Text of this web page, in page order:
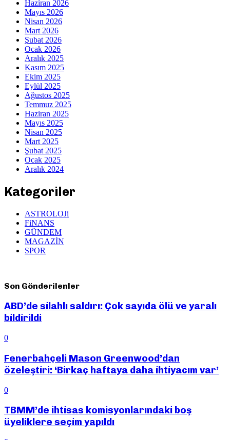
Haziran 2026
Mayıs 2026
Nisan 2026
Mart 2026
Şubat 2026
Ocak 2026
Aralık 2025
Kasım 2025
Ekim 2025
Eylül 2025
Ağustos 2025
Temmuz 2025
Haziran 2025
Mayıs 2025
Nisan 2025
Mart 2025
Şubat 2025
Ocak 2025
Aralık 2024
Kategoriler
ASTROLOJi
FiNANS
GÜNDEM
MAGAZİN
SPOR
Son Gönderilenler
ABD’de silahlı saldırı: Çok sayıda ölü ve yaralı
bildirildi
0
Fenerbahçeli Mason Greenwood’dan
özeleştiri: ‘Birkaç haftaya daha ihtiyacım var’
0
TBMM’de ihtisas komisyonlarındaki boş
üyeliklere seçim yapıldı